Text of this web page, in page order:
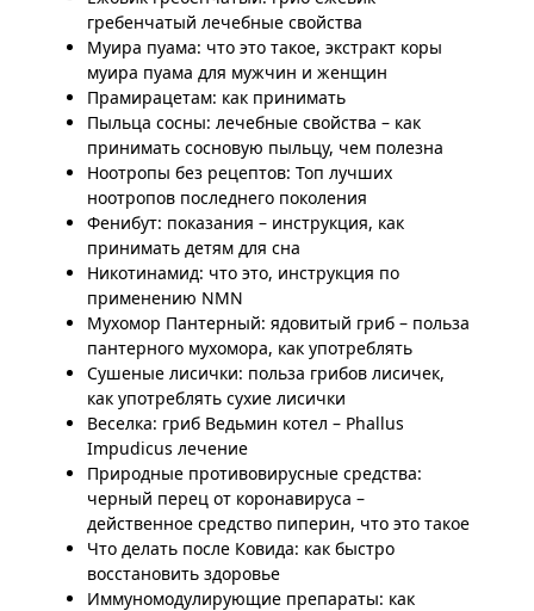
гребенчатый лечебные свойства
Муира пуама: что это такое, экстракт коры
муира пуама для мужчин и женщин
Прамирацетам: как принимать
Пыльца сосны: лечебные свойства – как
принимать сосновую пыльцу, чем полезна
Ноотропы без рецептов: Топ лучших
ноотропов последнего поколения
Фенибут: показания – инструкция, как
принимать детям для сна
Никотинамид: что это, инструкция по
применению NMN
Мухомор Пантерный: ядовитый гриб – польза
пантерного мухомора, как употреблять
Сушеные лисички: польза грибов лисичек,
как употреблять сухие лисички
Веселка: гриб Ведьмин котел – Phallus
Impudicus лечение
Природные противовирусные средства:
черный перец от коронавируса –
действенное средство пиперин, что это такое
Что делать после Ковида: как быстро
восстановить здоровье
Иммуномодулирующие препараты: как